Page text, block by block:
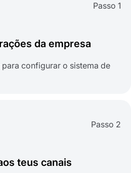
Passo 1
da empresa
configurar o sistema de
Passo 2
teus canais